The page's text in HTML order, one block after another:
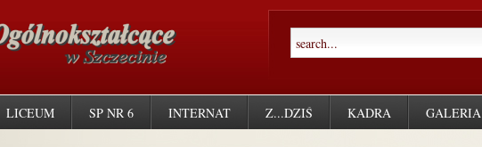
LICEUM SP NR 6 INTERNAT Z...DZIŚ KADRA GALERIA